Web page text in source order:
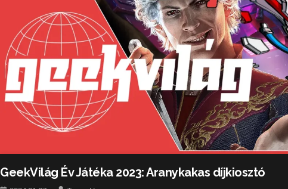
GeekVilág Év Játéka 2023: Aranykakas díjkiosztó